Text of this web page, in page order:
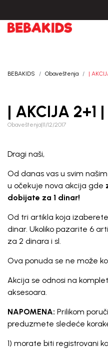
BEBAKIDS Obaveštenja |
| AKCIJA 2+1 |
Obaveštenja|11/12/2017
Dragi naši,
Od danas vas u svim
u očekuje nova akcija gde
dobijate za 1 dinar!
Od tri artikla koja
dinar. Ukoliko pazarite 6
za 2 dinara i sl.
Ova ponuda se ne može
Akcija se odnosi na
aksesoara.
NAPOMENA: Prilikom
preduzmete sledeće
1) morate biti registrovani